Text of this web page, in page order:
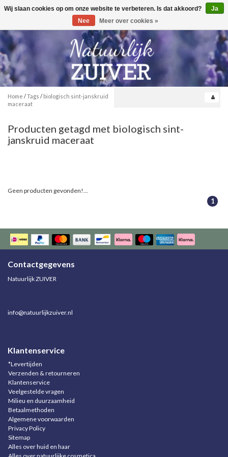
Toggle
0
Home /Tags / biologisch sint-janskruid
maceraat
Producten getagd met biologisch sint-
janskruid maceraat
Geen producten gevonden!...
1
Contactgegevens
Natuurlijk ZUIVER
info@natuurlijkzuiver.nl
Klantenservice
*Levertijden
Verzenden & retourneren
Klantenservice
Veelgestelde vragen
Milieu en duurzaamheid
Betaalmethoden
Algemene voorwaarden
Privacy Policy
Sitemap
Alles over huid en haar
Wij slaan cookies op om onze website te verbeteren. Is dat akkoord?
Ja
Nee
Meer over cookies »